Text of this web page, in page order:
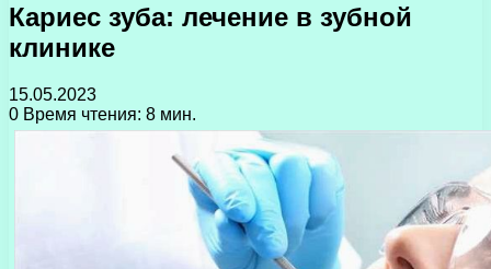
Кариес зуба: лечение в зубной
клинике
15.05.2023
0 Время чтения: 8 мин.